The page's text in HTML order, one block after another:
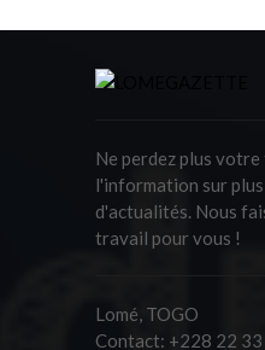
Ne perdez plus votre
l'information sur
d'actualités. Nous
travail pour vous !
Lomé, TOGO
Contact: +228 22